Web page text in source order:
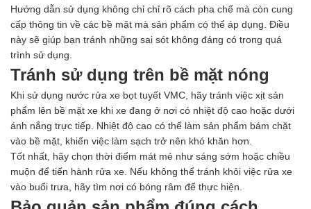
Hướng dẫn sử dụng không chỉ chỉ rõ cách pha chế mà còn cung
cấp thông tin về các bề mặt mà sản phẩm có thể áp dụng. Điều
này sẽ giúp bạn tránh những sai sót không đáng có trong quá
trình sử dụng.
Tránh sử dụng trên bề mặt nóng
Khi sử dụng nước rửa xe bọt tuyết VMC, hãy tránh việc xịt sản
phẩm lên bề mặt xe khi xe đang ở nơi có nhiệt độ cao hoặc dưới
ánh nắng trực tiếp. Nhiệt độ cao có thể làm sản phẩm bám chặt
vào bề mặt, khiến việc làm sạch trở nên khó khăn hơn.
Tốt nhất, hãy chọn thời điểm mát mẻ như sáng sớm hoặc chiều
muộn để tiến hành rửa xe. Nếu không thể tránh khỏi việc rửa xe
vào buổi trưa, hãy tìm nơi có bóng râm để thực hiện.